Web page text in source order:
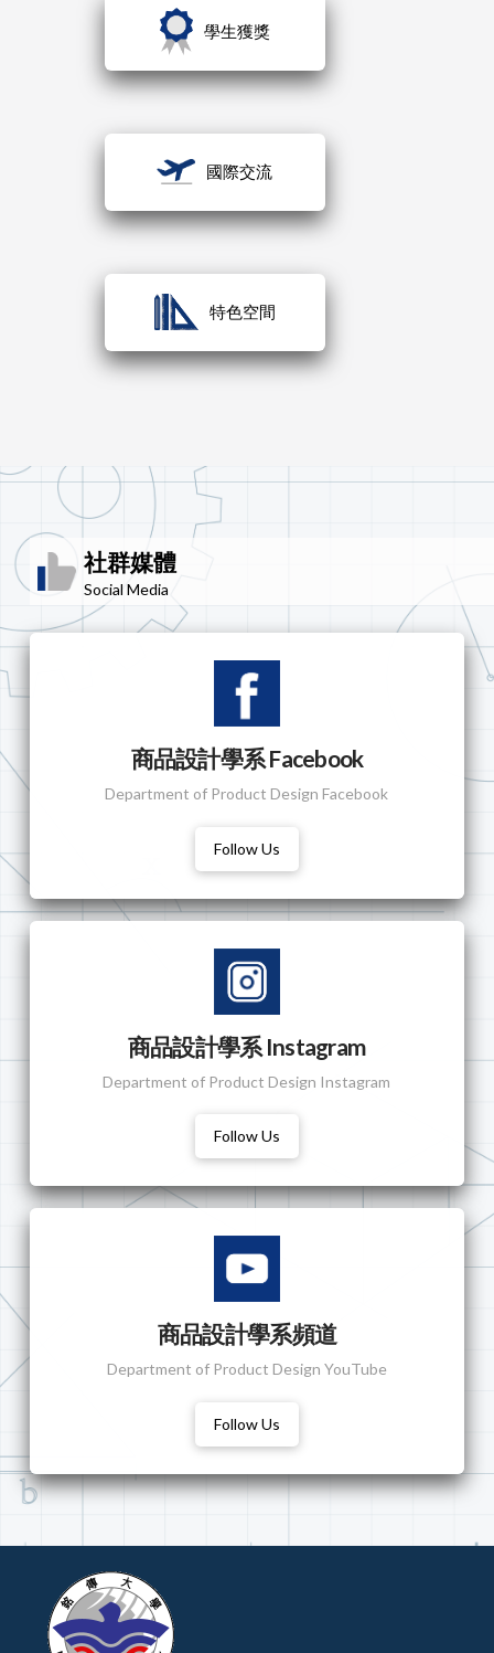
學生獲獎
國際交流
特色空間
社群媒體
Social Media
商品設計學系 Facebook
Department of Product Design Facebook
Follow Us
商品設計學系 Instagram
Department of Product Design Instagram
Follow Us
商品設計學系頻道
Department of Product Design YouTube
Follow Us